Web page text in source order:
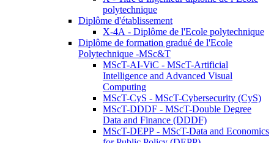
polytechnique
Diplôme d'établissement
X-4A - Diplôme de l'Ecole polytechnique
Diplôme de formation gradué de l'Ecole
Polytechnique -MSc&T
MScT-AI-ViC - MScT-Artificial
Intelligence and Advanced Visual
Computing
MScT-CyS - MScT-Cybersecurity (CyS)
MScT-DDDF - MScT-Double Degree
Data and Finance (DDDF)
MScT-DEPP - MScT-Data and Economics